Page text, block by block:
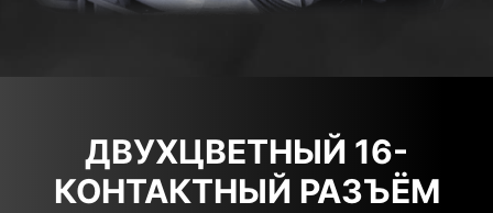
ДВУХЦВЕТНЫЙ 16-
КОНТАКТНЫЙ РАЗЪЁМ